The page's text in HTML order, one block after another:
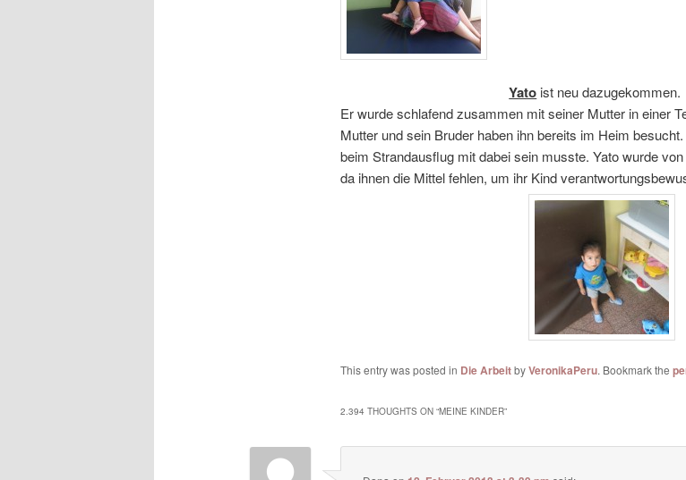
Yato ist neu dazugekommen.
Er wurde schlafend zusammen mit seiner Mutter in einer
Mutter und sein Bruder haben ihn bereits im Heim
beim Strandausflug mit dabei sein musste. Yato wurde
da ihnen die Mittel fehlen, um ihr Kind
This entry was posted in Die ArbeitbyVeronikaPeru. Bookmark the
2.394 THOUGHTS ON “MEINE KINDER”